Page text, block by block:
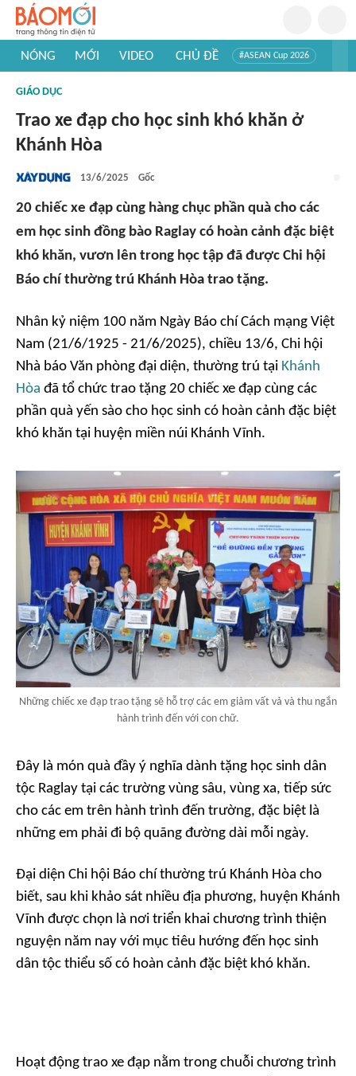
NÓNG MỚI VIDEO CHỦ ĐỀ #ASEAN Cup 2026
#Khám phá thế giới
GIÁO DỤC
Trao xe đạp cho học sinh khó khăn ở
Khánh Hòa
13/6/2025 Gốc
20 chiếc xe đạp cùng hàng chục phần quà cho các
em học sinh đồng bào Raglay có hoàn cảnh đặc biệt
khó khăn, vươn lên trong học tập đã được Chi hội
Báo chí thường trú Khánh Hòa trao tặng.
Nhân kỷ niệm 100 năm Ngày Báo chí Cách mạng Việt
Nam (21/6/1925 - 21/6/2025), chiều 13/6, Chi hội
Nhà báo Văn phòng đại diện, thường trú tại Khánh
Hòa đã tổ chức trao tặng 20 chiếc xe đạp cùng các
phần quà yến sào cho học sinh có hoàn cảnh đặc biệt
khó khăn tại huyện miền núi Khánh Vĩnh.
Những chiếc xe đạp trao tặng sẽ hỗ trợ các em giảm vất vả và thu ngắn
hành trình đến với con chữ.
Đây là món quà đầy ý nghĩa dành tặng học sinh dân
tộc Raglay tại các trường vùng sâu, vùng xa, tiếp sức
cho các em trên hành trình đến trường, đặc biệt là
những em phải đi bộ quãng đường dài mỗi ngày.
Đại diện Chi hội Báo chí thường trú Khánh Hòa cho
biết, sau khi khảo sát nhiều địa phương, huyện Khánh
Vĩnh được chọn là nơi triển khai chương trình thiện
nguyện năm nay với mục tiêu hướng đến học sinh
dân tộc thiểu số có hoàn cảnh đặc biệt khó khăn.
Hoạt động trao xe đạp nằm trong chuỗi chương trình